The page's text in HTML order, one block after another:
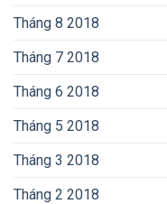
Tháng 8 2018
Tháng 7 2018
Tháng 6 2018
Tháng 5 2018
Tháng 3 2018
Tháng 2 2018